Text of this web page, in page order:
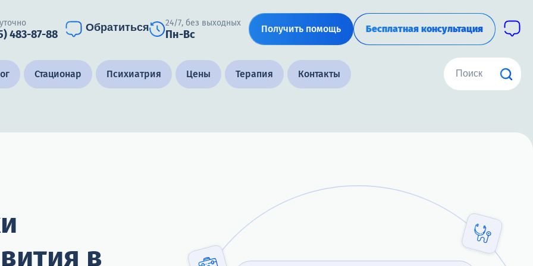
483-87-88
Обратиться 24/7, без выходных
Пн-Вс Получить помощь Бесплатная консультация
Стационар Психиатрия Цены Терапия Контакты
в